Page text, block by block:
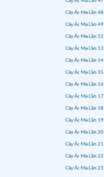
Cây Ác Ma Lần 48
Cây Ác Ma Lần 49
Cây Ác Ma Lần 12
Cây Ác Ma Lần 13
Cây Ác Ma Lần 14
Cây Ác Ma Lần 15
Cây Ác Ma Lần 16
Cây Ác Ma Lần 17
Cây Ác Ma Lần 18
Cây Ác Ma Lần 19
Cây Ác Ma Lần 20
Cây Ác Ma Lần 21
Cây Ác Ma Lần 22
Cây Ác Ma Lần 23